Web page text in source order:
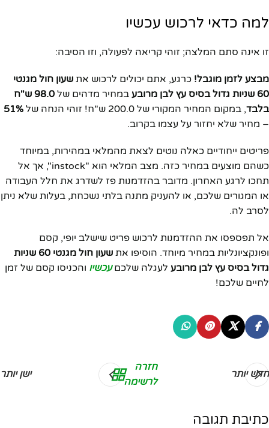
למה כדאי לרכוש עכשיו
זו אינה סתם המלצה; זוהי קריאה לפעולה, וזו הסיבה:
מבצע לזמן מוגבל! כרגע, אתם יכולים לרכוש את שעון חול מגנטי
60 שניות גדול בסיס עץ לבן מרובע
במחיר מדהים של
98.0 ש"ח
בלבד, במקום המחיר המקורי של 200.0 ש"ח! זוהי הנחה של
51%
– מחיר שלא יחזור על עצמו בקרוב.
פריטים ייחודיים כאלה נוטים לצאת מהמלאי במהירות, במיוחד
כשהם מוצעים במחיר כזה. מצב המלאי הוא "instock", אך אל
תחכו לרגע האחרון. מדובר בהזדמנות פז לשדרג את חלל העבודה
או המגורים שלכם, או להעניק מתנה בלתי נשכחת, בעלות שלא ניתן
לסרב לה.
אל תפספסו את ההזדמנות לרכוש פריט שישלב יופי, קסם
ופונקציונליות במחיר מיוחד. הוסיפו את
שעון חול מגנטי 60 שניות
גדול בסיס עץ לבן מרובע לעגלה שלכםעכשיו והכניסו קסם של זמן
לחיים שלכם!
חדש יותר
חזרה
לרשימה
ישן יותר
כתיבת תגובה